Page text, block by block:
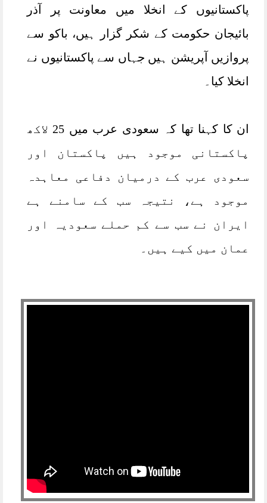
پاکستانیوں کے انخلا میں معاونت پر آذر
بائیجان حکومت کے شکر گزار ہیں، باکو سے
پروازیں آپریشن ہیں جہاں سے پاکستانیوں نے
انخلا کیا۔
ان کا کہنا تھا کہ سعودی عرب میں 25 لاکھ
پاکستانی موجود ہیں پاکستان اور
سعودی عرب کے درمیان دفاعی معاہدہ
موجود ہے، نتیجہ سب کے سامنے ہے
ایران نے سب سے کم حملے سعودیہ اور
عمان میں کیے ہیں۔